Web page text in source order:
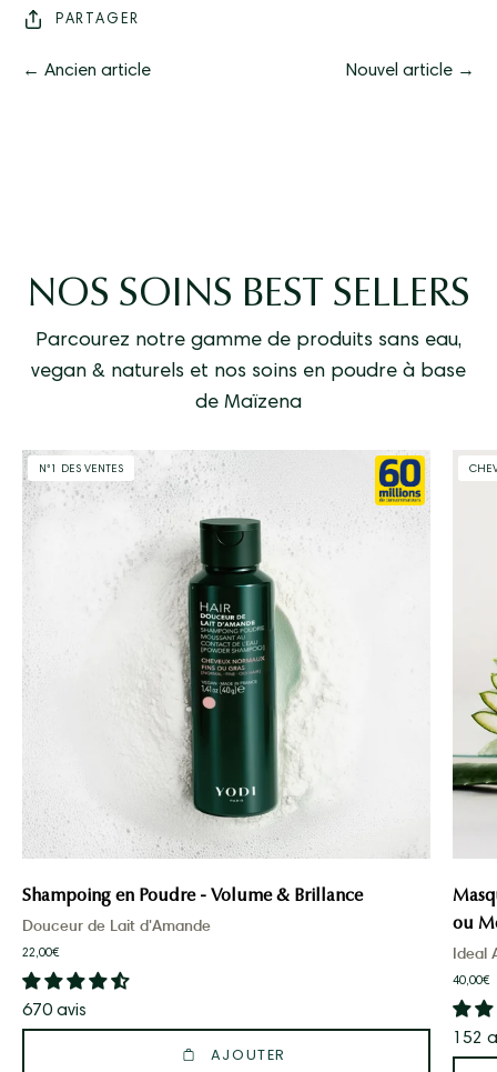
PARTAGER
← Ancien article Nouvel article →
NOS SOINS BEST SELLERS
Parcourez notre gamme de produits sans eau,
vegan & naturels et nos soins en poudre à base
de Maïzena
N°1 DES VENTES
shampoing
douceur
lait
d'amande
fond
poudre
mousse
Shampoing en Poudre - Volume & Brillance
Douceur de Lait d'Amande
22,00€
670 avis
AJOUTER
ou
Ideal
40,00€
152